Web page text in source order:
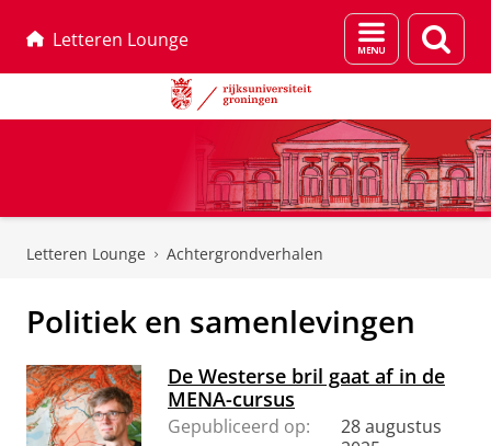
Letteren Lounge
Menu
en
Letteren Lounge Achtergrondverhalen
Politiek en samenlevingen
De Westerse bril gaat af in de
MENA-cursus
Gepubliceerd op:
28 augustus